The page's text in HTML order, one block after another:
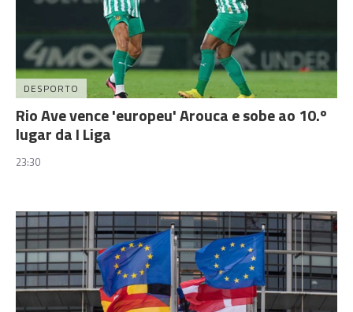
DESPORTO
Rio Ave vence 'europeu' Arouca e sobe ao 10.º
lugar da I Liga
23:30